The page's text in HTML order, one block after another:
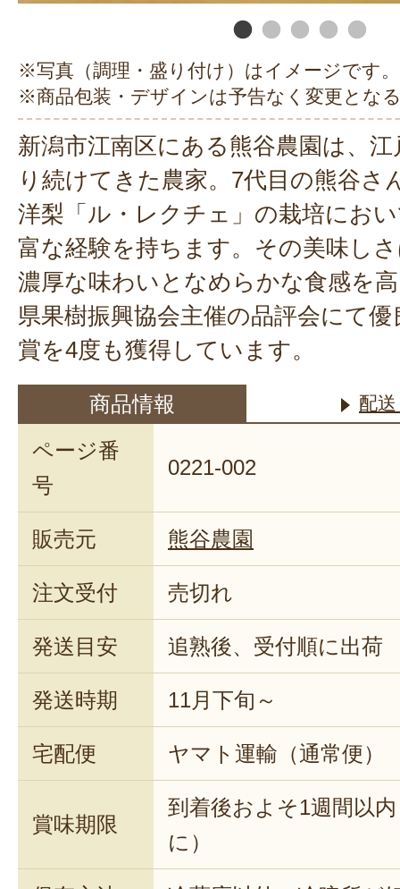
※写真（調理・盛り付け）はイメージです。
※商品包装・デザインは予告なく変更とな
新潟市江南区にある熊谷農園は、
り続けてきた農家。7代目の熊谷さ
洋梨「ル・レクチェ」の栽培にお
富な経験を持ちます。その美味し
濃厚な味わいとなめらかな食感を
県果樹振興協会主催の品評会にて
賞を4度も獲得しています。
商品情報 配
ページ番
号
0221-002
販売元 熊谷農園
注文受付 売切れ
発送目安 追熟後、受付順に出荷
発送時期 11月下旬～
宅配便 ヤマト運輸（通常便）
賞味期限
到着後およそ1週間以
に）